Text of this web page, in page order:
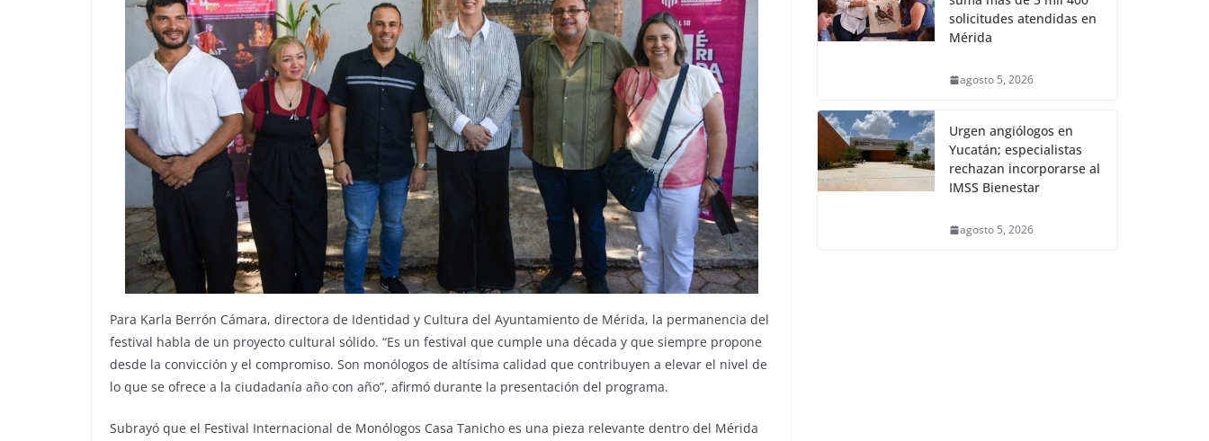
Para Karla Berrón Cámara, directora de Identidad y Cultura del Ayuntamiento de Mérida, la permanencia del
festival habla de un proyecto cultural sólido. “Es un festival que cumple una década y que siempre propone
desde la convicción y el compromiso. Son monólogos de altísima calidad que contribuyen a elevar el nivel de
lo que se ofrece a la ciudadanía año con año”, afirmó durante la presentación del programa.
Subrayó que el Festival Internacional de Monólogos Casa Tanicho es una pieza relevante dentro del Mérida
solicitudes atendidas en
Mérida
agosto 5, 2026
Urgen angiólogos en
Yucatán; especialistas
rechazan incorporarse al
IMSS Bienestar
agosto 5, 2026